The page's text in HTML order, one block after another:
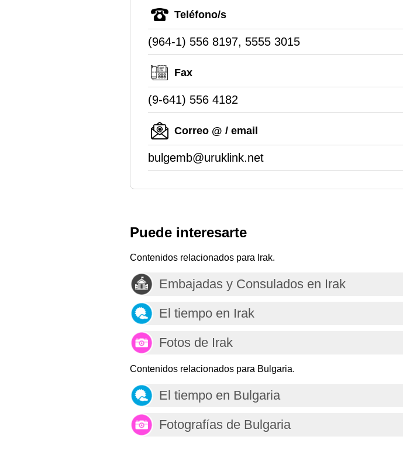
Teléfono/s
(964-1) 556 8197, 5555 3015
Fax
(9-641) 556 4182
Correo @ / email
bulgemb@uruklink.net
Puede interesarte
Contenidos relacionados para Irak.
Embajadas y Consulados en Irak
El tiempo en Irak
Fotos de Irak
Contenidos relacionados para Bulgaria.
El tiempo en Bulgaria
Fotografías de Bulgaria